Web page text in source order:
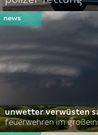
unwetter verwüsten
feuerwehren im